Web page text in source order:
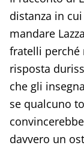
distanza in
mandare
fratelli perché
risposta
che gli
se qualcuno
davvero un